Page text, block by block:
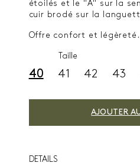
étoilés et le "A" sur la
cuir brodé sur la
Offre confort et légèreté.
Taille
40 41 42 43
AJOUTER
DETAILS